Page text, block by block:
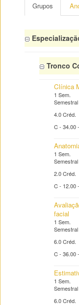
Grupos
Tronco
Clínica
1 Sem.
Semestral
4.0 Créd.
C - 34.00
1 Sem.
Semestral
2.0 Créd.
C - 12.00
facial
1 Sem.
Semestral
6.0 Créd.
C - 36.00
1 Sem.
Semestral
6.0 Créd.